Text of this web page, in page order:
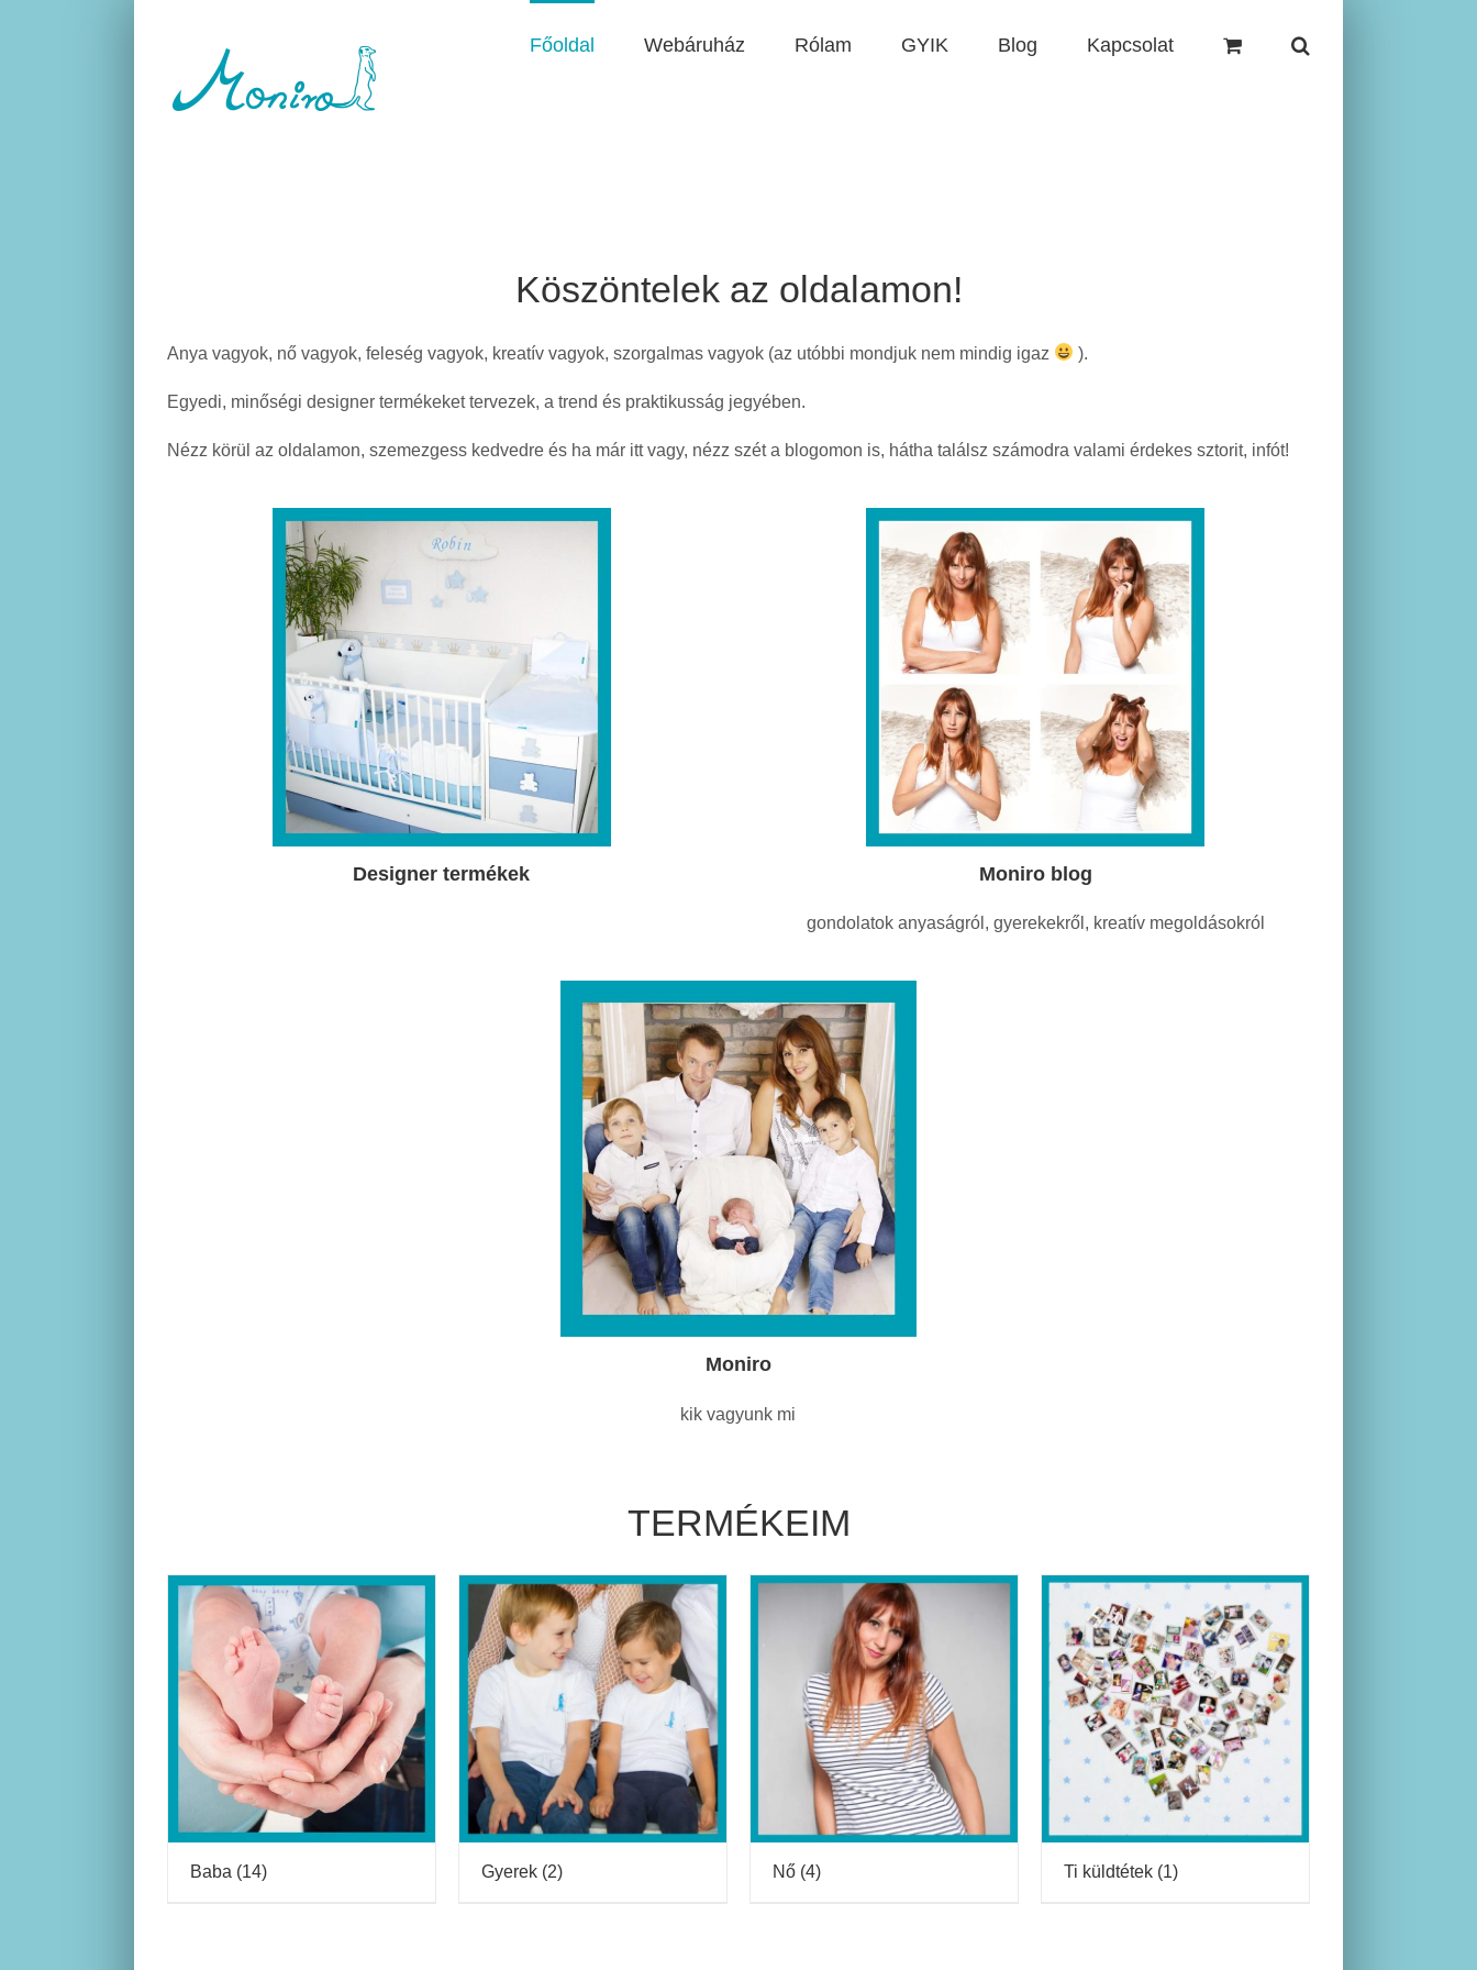
Főoldal Webáruház Rólam GYIK Blog Kapcsolat
Köszöntelek az oldalamon!
Anya vagyok, nő vagyok, feleség vagyok, kreatív vagyok, szorgalmas vagyok (az utóbbi mondjuk nem mindig igaz ).
Egyedi, minőségi designer termékeket tervezek, a trend és praktikusság jegyében.
Nézz körül az oldalamon, szemezgess kedvedre és ha már itt vagy, nézz szét a blogomon is, hátha találsz számodra valami érdekes sztorit, infót!
Designer termékek Moniro blog
gondolatok anyaságról, gyerekekről, kreatív megoldásokról
Moniro
kik vagyunk mi
TERMÉKEIM
Baba (14) Gyerek (2) Nő (4) Ti küldtétek (1)